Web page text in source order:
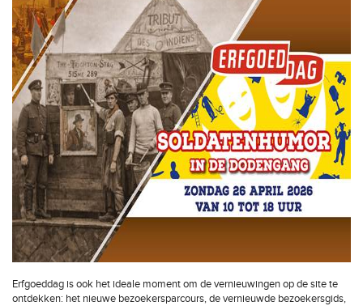
Erfgoeddag is ook het ideale moment om de vernieuwingen op de site te
ontdekken: het nieuwe bezoekersparcours, de vernieuwde bezoekersgids,